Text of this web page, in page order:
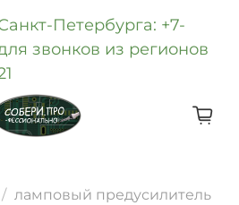
Петербурга: +7-
для звонков из регионов
ламповый предусилитель